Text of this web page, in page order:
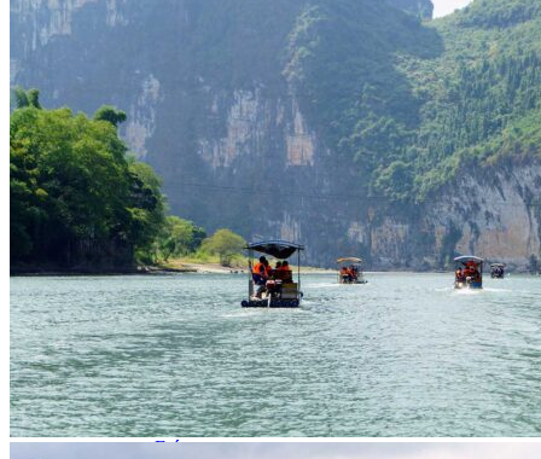
Sichuan 四川
Tibet 西藏
Yunnan 云南
Circuits
Organisation
Circuits sur mesure
Nos Petits Groupes
Ambiance
Classique et incontournables
Culture & expériences
Nature et grands paysages
Famille et enfants
Trekking et aventure
Luxe et exception
Où et quand partir ?
Printemps
Eté